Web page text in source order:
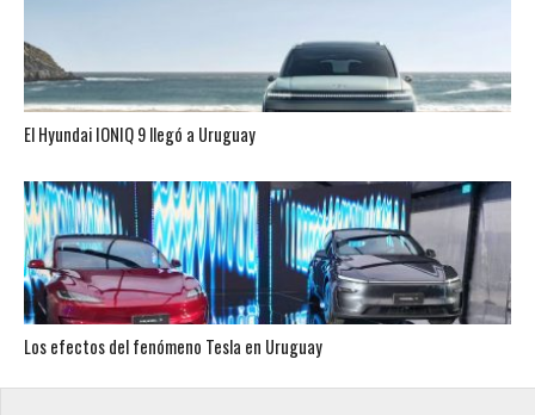
El Hyundai IONIQ 9 llegó a Uruguay
Los efectos del fenómeno Tesla en Uruguay